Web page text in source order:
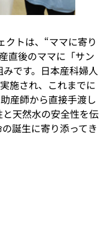
トは、“ママに寄り
直後のママに「サン
です。日本産科婦人
施され、これまでに
産師から直接手渡し
天然水の安全性を伝
誕生に寄り添ってき